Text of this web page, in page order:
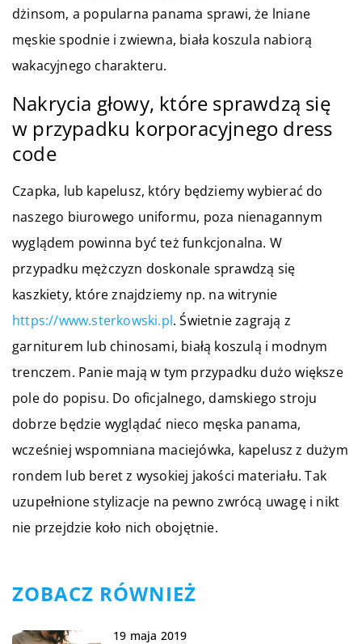
dżinsom, a popularna panama sprawi, że lniane
męskie spodnie i zwiewna, biała koszula nabiorą
wakacyjnego charakteru.
Nakrycia głowy, które sprawdzą się
w przypadku korporacyjnego dress
code
Czapka, lub kapelusz, który będziemy wybierać do
naszego biurowego uniformu, poza nienagannym
wyglądem powinna być też funkcjonalna. W
przypadku mężczyzn doskonale sprawdzą się
kaszkiety, które znajdziemy np. na witrynie
https://www.sterkowski.pl. Świetnie zagrają z
garniturem lub chinosami, białą koszulą i modnym
trenczem. Panie mają w tym przypadku dużo większe
pole do popisu. Do oficjalnego, damskiego stroju
dobrze będzie wyglądać nieco męska panama,
wcześniej wspomniana maciejówka, kapelusz z dużym
rondem lub beret z wysokiej jakości materiału. Tak
uzupełnione stylizacje na pewno zwrócą uwagę i nikt
nie przejdzie koło nich obojętnie.
ZOBACZ RÓWNIEŻ
19 maja 2019